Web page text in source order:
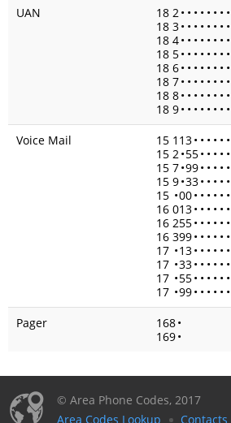
UAN
18 2• • • • • • • •
18 3• • • • • • • •
18 4• • • • • • • •
18 5• • • • • • • •
18 6• • • • • • • •
18 7• • • • • • • •
18 8• • • • • • • •
18 9• • • • • • • •
Voice Mail
15 113• • • • • •
15 2•55• • • • •
15 7•99• • • • •
15 9•33• • • • •
15 •00• • • • • •
16 013• • • • • •
16 255• • • • • •
16 399• • • • • •
17 •13• • • • • •
17 •33• • • • • •
17 •55• • • • • •
17 •99• • • • • •
Pager
168•
169•
© Area Phone Codes, 2017
Area Codes Lookup
Contacts